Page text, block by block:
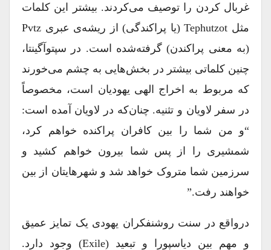
غربال کردن را توصیف می‌کردند. بیشتر این کلمات
مثل Tephutzot (یا پراکندگی) از ریشه‌ی عبری Pvtz
(به معنی پراکندن) گرفته‌شده است. در سپتوآگینتا،
چنین کلماتی بیشتر در بخش‌هایی به چشم می‌خورند
که مربوط به اخراج الهی یهودیان است، مخصوصاً
در سفر لاویان و تثنیه. چنان‌که در لاویان آمده است:
“و من شما را بین کافران پراکنده خواهم کرد،
شمشیری را از پس شما بیرون خواهم کشید و
سرزمین شما متروک خواهد شد و شهرهایتان از بین
خواهند رفت.”
درواقع در سنت روشنفکران یهودی یک تمایز عمیق
و مهم بین دیاسپورا و تبعید (exile) وجود دارد.